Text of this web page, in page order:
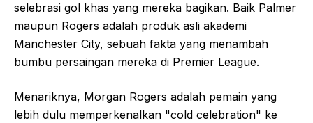
selebrasi gol khas yang mereka bagikan. Baik Palmer
maupun Rogers adalah produk asli akademi
Manchester City, sebuah fakta yang menambah
bumbu persaingan mereka di Premier League.
Menariknya, Morgan Rogers adalah pemain yang
lebih dulu memperkenalkan "cold celebration" ke